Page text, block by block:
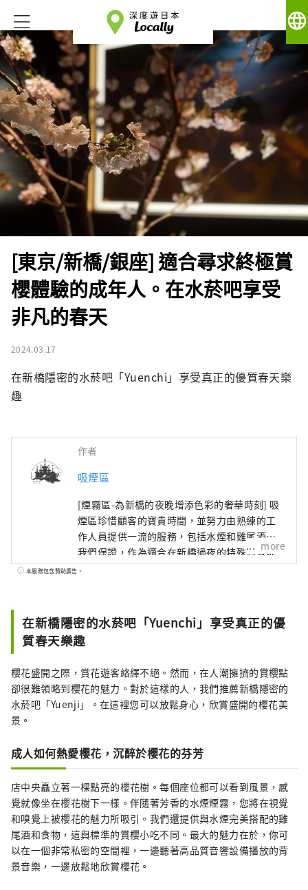
language
[東京/新橋/銀座] 適合尋求終極賞
櫻體驗的成年人。在水菸吧享受
非凡的春天
2024.03.17
在新橋隱密的水菸吧「Yuenchi」享受真正的優質春天樂
趣
作者
吸煙區
[煙霧區-為新橋的夜晚增添色彩的奢華時刻] 吸
煙區珍惜顧客的寶貴時間，並努力由熟練的工
作人員提供一流的服務，包括水煙和雞尾酒。
我們保證，作為適合在新橋過夜的特殊約會地
點，您將度過一段美好的時光。 我們致力於通
為一的魔力。 在新橋璀璨的夜色中，吸煙區為
客人呈現各種奢華時刻，伴隨著日新月異的東
京迷人風景。請利用煙霧公園為約會和特殊場
more
本服務包含贊助廣告。
在新橋隱密的水菸吧「Yuenchi」享受真正的優
質春天樂趣
櫻花盛開之際，賞花遊客絡繹不絕。然而，在人潮擁擠的賞櫻點
卻很難領略到櫻花的魅力。對於這樣的人，我們推薦新橋隱密的
水菸吧「Yuenji」。在這裡您可以放鬆身心，欣賞盛開的櫻花美
景。
成人如何熱愛櫻花，沉醉於櫻花的芬芳
店中央矗立著一棵點亮的櫻花樹。每個座位都可以看到風景，感
覺就像坐在櫻花樹下一樣。伴隨著芳香的水煙煙霧，您將在視覺
和嗅覺上被櫻花的魅力所吸引。我們還提供與水煙完美搭配的雞
尾酒和食物，這與標準的賞櫻小吃不同。最大的魅力在於，你可
以在一個非常私密的空間裡，一邊聽著高品質音響設備播放的背
景音樂，一邊放鬆地欣賞櫻花。